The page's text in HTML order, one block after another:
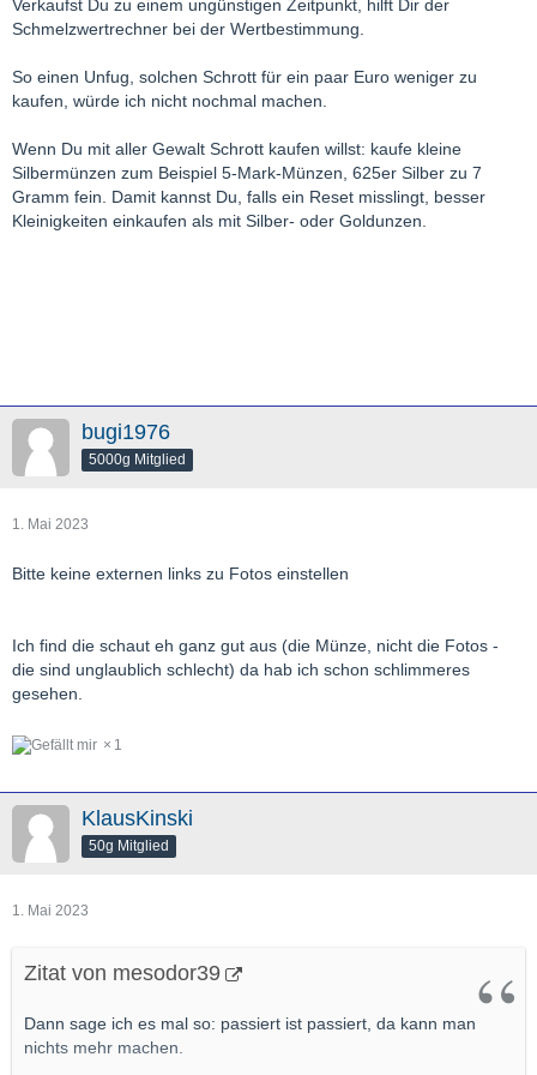
Verkaufst Du zu einem ungünstigen Zeitpunkt, hilft Dir der
Schmelzwertrechner bei der Wertbestimmung.
So einen Unfug, solchen Schrott für ein paar Euro weniger zu
kaufen, würde ich nicht nochmal machen.
Wenn Du mit aller Gewalt Schrott kaufen willst: kaufe kleine
Silbermünzen zum Beispiel 5-Mark-Münzen, 625er Silber zu 7
Gramm fein. Damit kannst Du, falls ein Reset misslingt, besser
Kleinigkeiten einkaufen als mit Silber- oder Goldunzen.
bugi1976
5000g Mitglied
1. Mai 2023
Bitte keine externen links zu Fotos einstellen
Ich find die schaut eh ganz gut aus (die Münze, nicht die Fotos -
die sind unglaublich schlecht) da hab ich schon schlimmeres
gesehen.
1
KlausKinski
50g Mitglied
1. Mai 2023
Zitat von mesodor39
Dann sage ich es mal so: passiert ist passiert, da kann man
nichts mehr machen.